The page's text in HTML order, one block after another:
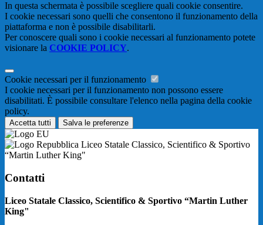
In questa schermata è possibile scegliere quali cookie consentire.
I cookie necessari sono quelli che consentono il funzionamento della
piattaforma e non è possibile disabilitarli.
Per conoscere quali sono i cookie necessari al funzionamento potete
visionare la COOKIE POLICY.
Cookie necessari per il funzionamento
I cookie necessari per il funzionamento non possono essere
disabilitati. È possibile consultare l'elenco nella pagina della cookie
policy.
Accetta tutti Salva le preferenze
Liceo Statale Classico, Scientifico & Sportivo
“Martin Luther King"
Contatti
Liceo Statale Classico, Scientifico & Sportivo “Martin Luther
King"